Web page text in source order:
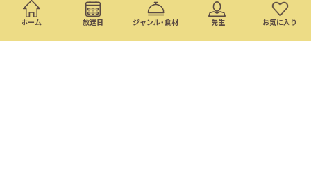
ホーム 放送日 ジャンル・食材 先生 お気に入り
バラエティ・音楽 映画
スポーツ アニメ